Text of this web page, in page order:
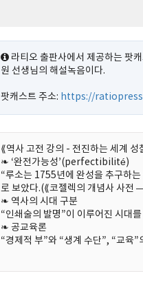
라티오 출판사에서 제공하는 팟
원 선생님의 해설녹음이다.
팟캐스트 주소: https://
⟪역사 고전 강의 - 전진하는 세계
❧ ‘완전가능성’(perfectibilité)
“루소는 1755년에 완성을 추구하
로 보았다.(⟪코젤렉의 개념사 사전
❧ 역사의 시대 구분
“인쇄술의 발명”이 이루어진 시대
❧ 공교육론
“경제적 부”와 “생계 수단”, “교육”